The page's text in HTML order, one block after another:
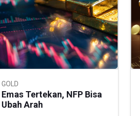
GOLD
Emas Tertekan, NFP Bisa
Ubah Arah